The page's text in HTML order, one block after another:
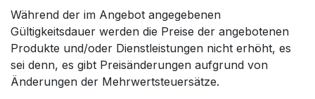
Während der im Angebot angegebenen
Gültigkeitsdauer werden die Preise der angebotenen
Produkte und/oder Dienstleistungen nicht erhöht, es
sei denn, es gibt Preisänderungen aufgrund von
Änderungen der Mehrwertsteuersätze.